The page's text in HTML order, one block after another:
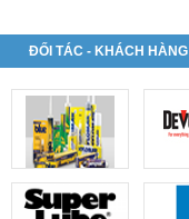
ĐỐI TÁC - KHÁCH HÀNG